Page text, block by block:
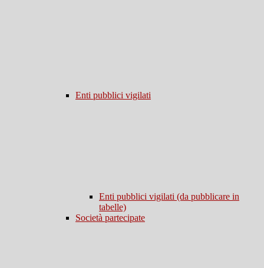
Enti pubblici vigilati
Enti pubblici vigilati (da pubblicare in
tabelle)
Società partecipate